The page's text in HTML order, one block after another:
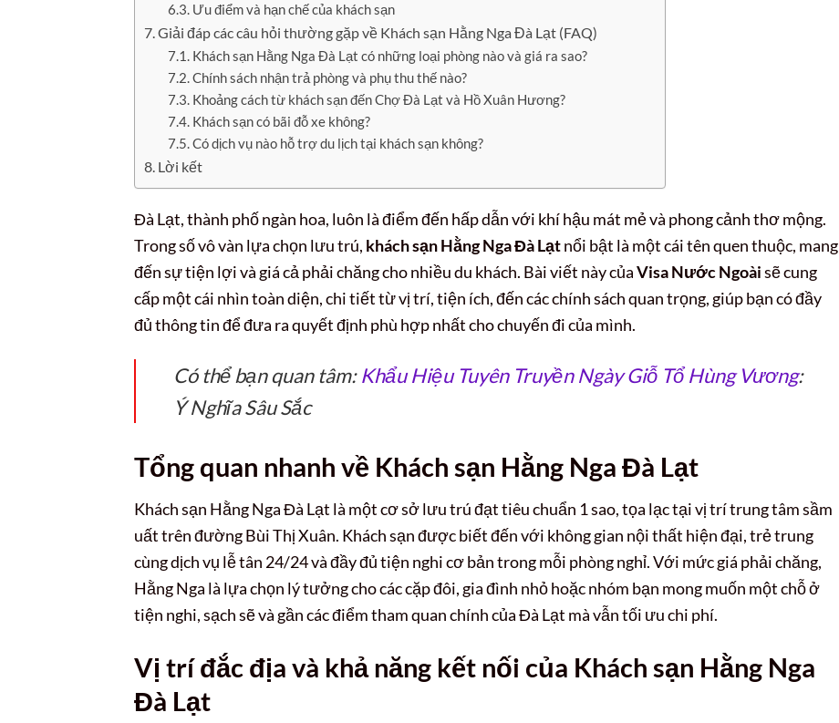
Ưu điểm và hạn chế của khách sạn
Giải đáp các câu hỏi thường gặp về Khách sạn Hằng Nga Đà Lạt (FAQ)
Khách sạn Hằng Nga Đà Lạt có những loại phòng nào và giá ra sao?
Chính sách nhận trả phòng và phụ thu thế nào?
Khoảng cách từ khách sạn đến Chợ Đà Lạt và Hồ Xuân Hương?
Khách sạn có bãi đỗ xe không?
Có dịch vụ nào hỗ trợ du lịch tại khách sạn không?
Lời kết
Đà Lạt, thành phố ngàn hoa, luôn là điểm đến hấp dẫn với khí hậu mát mẻ và phong cảnh thơ mộng.
Trong số vô vàn lựa chọn lưu trú, khách sạn Hằng Nga Đà Lạtnổi bật là một cái tên quen thuộc, mang
đến sự tiện lợi và giá cả phải chăng cho nhiều du khách. Bài viết này củaVisa Nước Ngoàisẽ cung
cấp một cái nhìn toàn diện, chi tiết từ vị trí, tiện ích, đến các chính sách quan trọng, giúp bạn có đầy
đủ thông tin để đưa ra quyết định phù hợp nhất cho chuyến đi của mình.
Có thể bạn quan tâm:Khẩu Hiệu Tuyên Truyền Ngày Giỗ Tổ Hùng Vương:
Ý Nghĩa Sâu Sắc
Tổng quan nhanh về Khách sạn Hằng Nga Đà Lạt
Khách sạn Hằng Nga Đà Lạt là một cơ sở lưu trú đạt tiêu chuẩn 1 sao, tọa lạc tại vị trí trung tâm sầm
uất trên đường Bùi Thị Xuân. Khách sạn được biết đến với không gian nội thất hiện đại, trẻ trung
cùng dịch vụ lễ tân 24/24 và đầy đủ tiện nghi cơ bản trong mỗi phòng nghỉ. Với mức giá phải chăng,
Hằng Nga là lựa chọn lý tưởng cho các cặp đôi, gia đình nhỏ hoặc nhóm bạn mong muốn một chỗ ở
tiện nghi, sạch sẽ và gần các điểm tham quan chính của Đà Lạt mà vẫn tối ưu chi phí.
Vị trí đắc địa và khả năng kết nối của Khách sạn Hằng Nga
Đà Lạt